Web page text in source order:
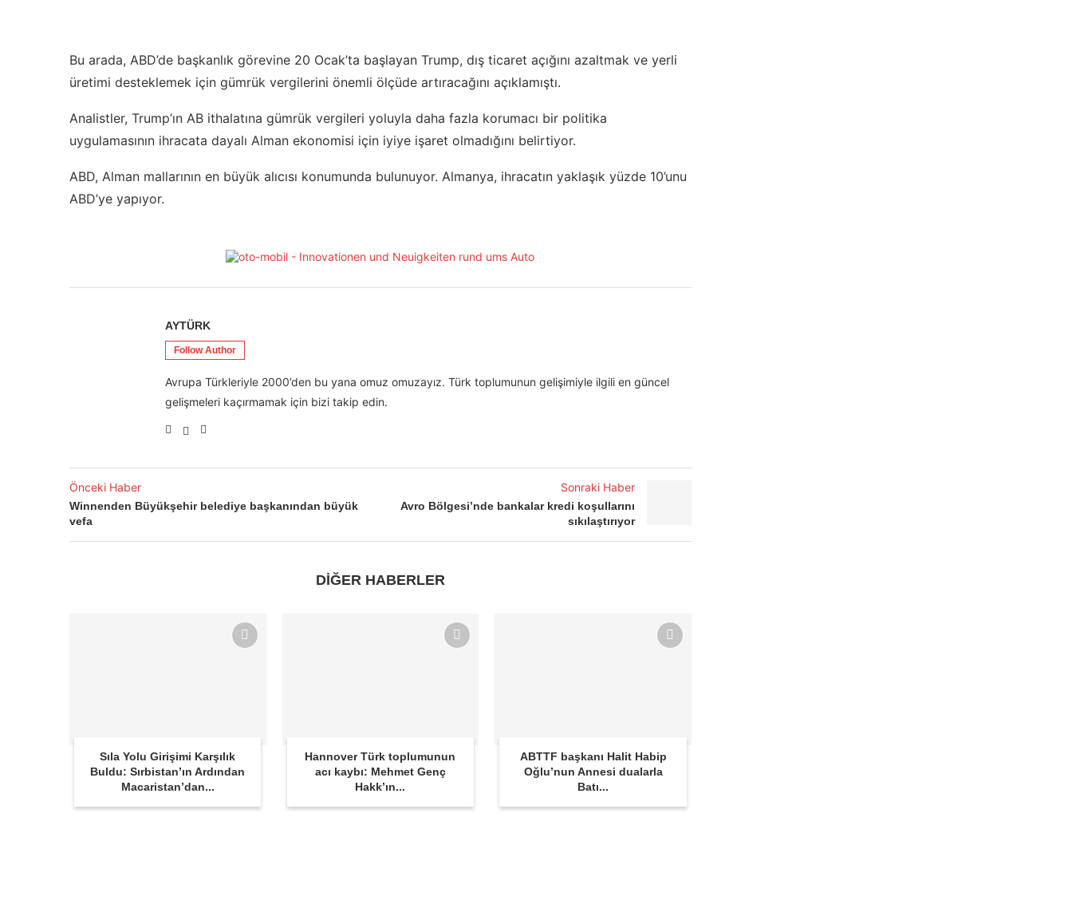
Bu arada, ABD’de başkanlık görevine 20 Ocak’ta başlayan Trump, dış ticaret açığını azaltmak ve yerli
üretimi desteklemek için gümrük vergilerini önemli ölçüde artıracağını açıklamıştı.
Analistler, Trump’ın AB ithalatına gümrük vergileri yoluyla daha fazla korumacı bir politika
uygulamasının ihracata dayalı Alman ekonomisi için iyiye işaret olmadığını belirtiyor.
ABD, Alman mallarının en büyük alıcısı konumunda bulunuyor. Almanya, ihracatın yaklaşık yüzde 10’unu
ABD’ye yapıyor.
AYTÜRK
Follow Author
Avrupa Türkleriyle 2000’den bu yana omuz omuzayız. Türk toplumunun gelişimiyle ilgili en güncel
gelişmeleri kaçırmamak için bizi takip edin.
Önceki Haber
Winnenden Büyükşehir belediye başkanından büyük
vefa
Sonraki Haber
Avro Bölgesi’nde bankalar kredi koşullarını
sıkılaştırıyor
DİĞER HABERLER
Sıla Yolu Girişimi Karşılık
Buldu: Sırbistan’ın Ardından
Macaristan’dan...
Hannover Türk toplumunun
acı kaybı: Mehmet Genç
Hakk’ın...
ABTTF başkanı Halit Habip
Oğlu’nun Annesi dualarla
Batı...